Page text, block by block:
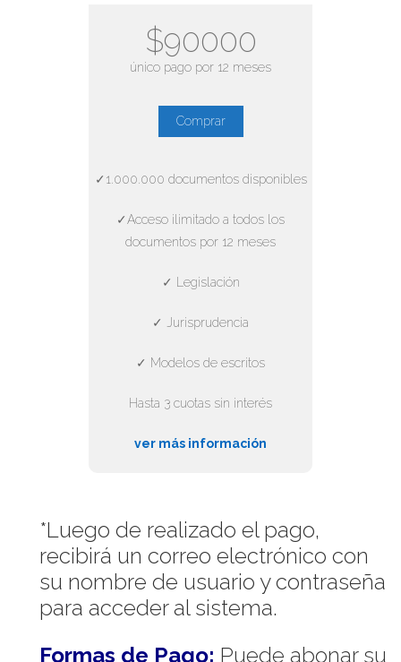
$90000
único pago por 12 meses
Comprar
✓1.000.000 documentos disponibles
✓Acceso ilimitado a todos los
documentos por 12 meses
✓ Legislación
✓ Jurisprudencia
✓ Modelos de escritos
Hasta 3 cuotas sin interés
ver más información
*Luego de realizado el pago,
recibirá un correo electrónico con
su nombre de usuario y contraseña
para acceder al sistema.
Formas de Pago: Puede abonar su